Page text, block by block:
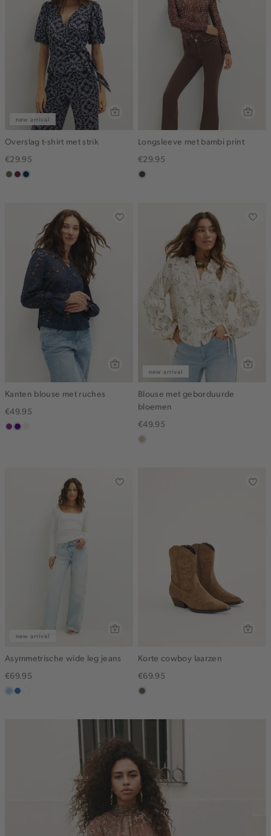
new arrival
Overslag t-shirt met strik
€29.95
groen,
brique
donkerblauw
Longsleeve met bambi print
€29.95
choco
Kanten blouse met ruches
€49.95
middenpaars
indigo
new arrival
Blouse met geborduurde
bloemen
€49.95
lichtzand
new arrival
Asymmetrische wide leg jeans
€69.95
blauw,blauw,
Korte cowboy laarzen
€69.95
middenbruin